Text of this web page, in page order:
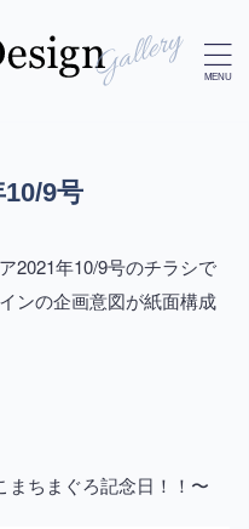
9号
2021年10/9号のチラシで
ンの企画意図が紙面構成
ちまぐろ記念日！！〜